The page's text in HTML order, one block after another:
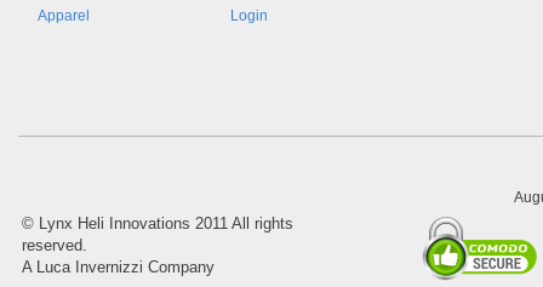
8045.00000000 Pietro 16
Supporto piega 4 Ossidato nero
naturale . Prezzo da confermare
Apparel
Login
© Lynx Heli Innovations 2011 All rights
reserved.
A Luca Invernizzi Company